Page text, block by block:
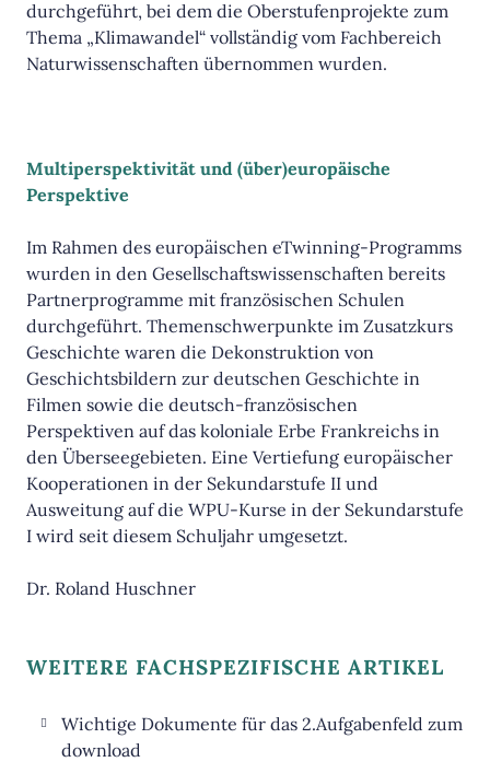
durchgeführt, bei dem die Oberstufenprojekte zum
Thema „Klimawandel“ vollständig vom Fachbereich
Naturwissenschaften übernommen wurden.
Multiperspektivität und (über)europäische
Perspektive
Im Rahmen des europäischen eTwinning-Programms
wurden in den Gesellschaftswissenschaften bereits
Partnerprogramme mit französischen Schulen
durchgeführt. Themenschwerpunkte im Zusatzkurs
Geschichte waren die Dekonstruktion von
Geschichtsbildern zur deutschen Geschichte in
Filmen sowie die deutsch-französischen
Perspektiven auf das koloniale Erbe Frankreichs in
den Überseegebieten. Eine Vertiefung europäischer
Kooperationen in der Sekundarstufe II und
Ausweitung auf die WPU-Kurse in der Sekundarstufe
I wird seit diesem Schuljahr umgesetzt.
Dr. Roland Huschner
WEITERE FACHSPEZIFISCHE ARTIKEL
Wichtige Dokumente für das 2.Aufgabenfeld zum
download